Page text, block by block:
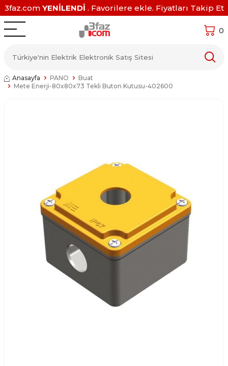
3faz.com YENİLENDİ . Favorilere ekle. Fiyatları Takip Et
0
Anasayfa PANO
Buat
Mete Enerji-80x80x73 Tekli Buton Kutusu-402600